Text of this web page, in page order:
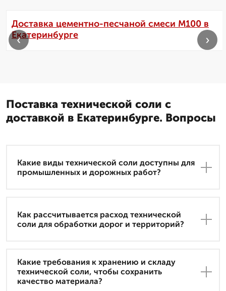
Доставка цементно-песчаной смеси М100 в
Екатеринбурге
‹ ›
Поставка технической соли с
доставкой в Екатеринбурге. Вопросы
Какие виды технической соли доступны для
промышленных и дорожных работ?
Как рассчитывается расход технической
соли для обработки дорог и территорий?
Какие требования к хранению и складу
технической соли, чтобы сохранить
качество материала?